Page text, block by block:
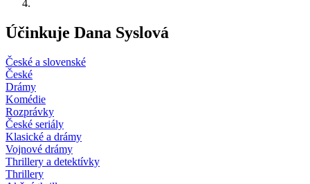
Účinkuje Dana Syslová
České a slovenské
České
Drámy
Komédie
Rozprávky
České seriály
Klasické a drámy
Vojnové drámy
Thrillery a detektívky
Thrillery